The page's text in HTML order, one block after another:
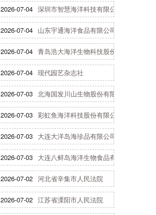
2026-07-04 深圳市智慧海洋科技有限公司
2026-07-04 山东宇通海洋食品有限公司
2026-07-04 青岛浩大海洋生物科技股份有限公司
2026-07-04 现代园艺杂志社
2026-07-03 北海国发川山生物股份有限公司
2026-07-03 彩虹鱼海洋科技股份有限公司
2026-07-03 大连大洋岛海珍品有限公司
2026-07-03 大连八鲜岛海洋生物食品有限公司
2026-07-02 河北省辛集市人民法院
2026-07-02 江苏省溧阳市人民法院